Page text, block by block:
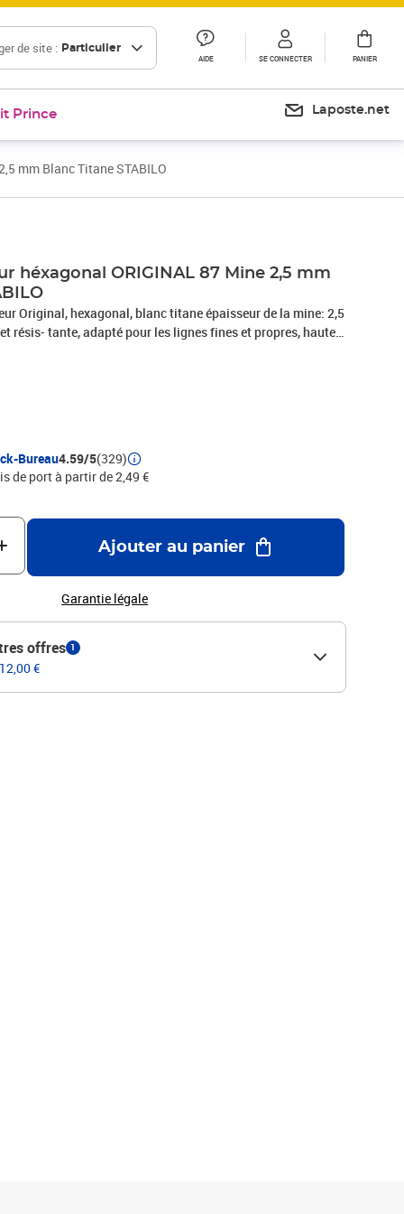
de site : Particulier
AIDE SE CONNECTER PANIER
Prince Laposte.net
mm Blanc Titane STABILO
héxagonal ORIGINAL 87 Mine 2,5 mm
Original, hexagonal, blanc titane épaisseur de la mine: 2,5
résis- tante, adapté pour les lignes fines et propres, haute
de couleurs, tige à la couleur de la mine (87/100)
Bureau4.59/5(329)
de port à partir de 2,49 €
Ajouter au panier
Garantie légale
offres 1
€